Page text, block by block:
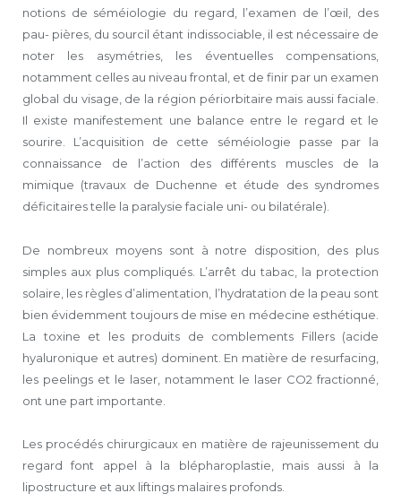
notions de séméiologie du regard, l’examen de l’œil, des
pau- pières, du sourcil étant indissociable, il est nécessaire de
noter les asymétries, les éventuelles compensations,
notamment celles au niveau frontal, et de finir par un examen
global du visage, de la région périorbitaire mais aussi faciale.
Il existe manifestement une balance entre le regard et le
sourire. L’acquisition de cette séméiologie passe par la
connaissance de l’action des différents muscles de la
mimique (travaux de Duchenne et étude des syndromes
déficitaires telle la paralysie faciale uni- ou bilatérale).
De nombreux moyens sont à notre disposition, des plus
simples aux plus compliqués. L’arrêt du tabac, la protection
solaire, les règles d’alimentation, l’hydratation de la peau sont
bien évidemment toujours de mise en médecine esthétique.
La toxine et les produits de comblements Fillers (acide
hyaluronique et autres) dominent. En matière de resurfacing,
les peelings et le laser, notamment le laser CO2 fractionné,
ont une part importante.
Les procédés chirurgicaux en matière de rajeunissement du
regard font appel à la blépharoplastie, mais aussi à la
lipostructure et aux liftings malaires profonds.